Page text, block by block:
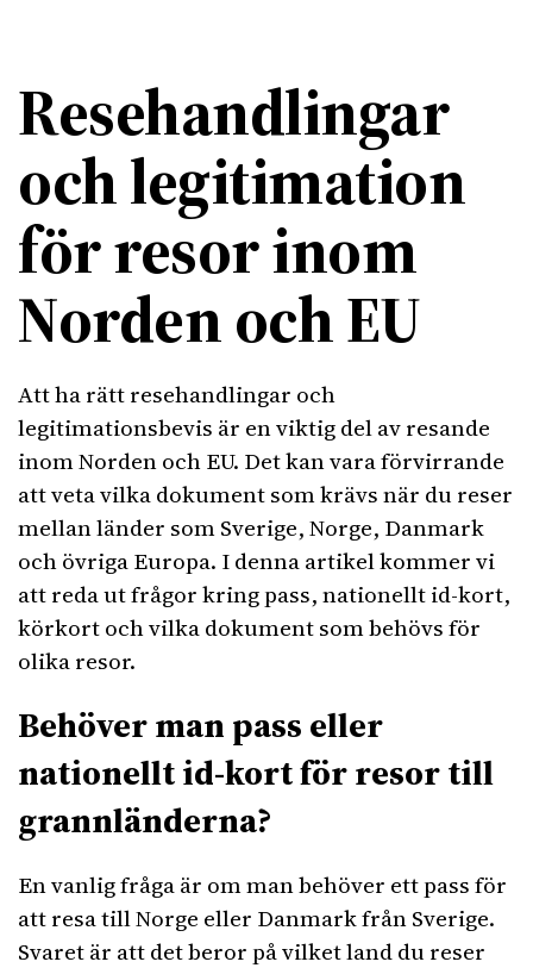
Resehandlingar
och legitimation
för resor inom
Norden och EU
Att ha rätt resehandlingar och
legitimationsbevis är en viktig del av resande
inom Norden och EU. Det kan vara förvirrande
att veta vilka dokument som krävs när du reser
mellan länder som Sverige, Norge, Danmark
och övriga Europa. I denna artikel kommer vi
att reda ut frågor kring pass, nationellt id-kort,
körkort och vilka dokument som behövs för
olika resor.
Behöver man pass eller
nationellt id-kort för resor till
grannländerna?
En vanlig fråga är om man behöver ett pass för
att resa till Norge eller Danmark från Sverige.
Svaret är att det beror på vilket land du reser